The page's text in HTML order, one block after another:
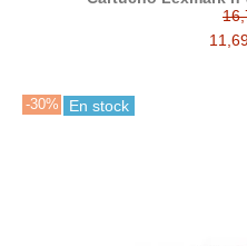
-30% En stock